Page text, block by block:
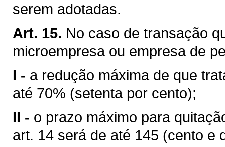
serem adotadas.
Art. 15. No caso de transação
microempresa ou empresa de
I - a redução máxima de que
até 70% (setenta por cento);
II - o prazo máximo para
art. 14 será de até 145 (cento e